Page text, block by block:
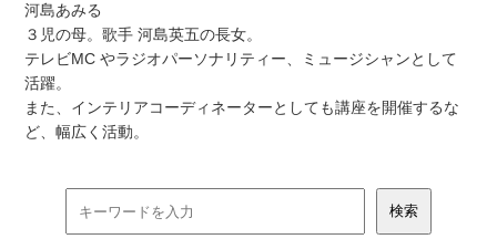
河島あみる
３児の母。歌手 河島英五の長女。
テレビMC やラジオパーソナリティー、ミュージシャンとして
活躍。
また、インテリアコーディネーターとしても講座を開催するな
ど、幅広く活動。